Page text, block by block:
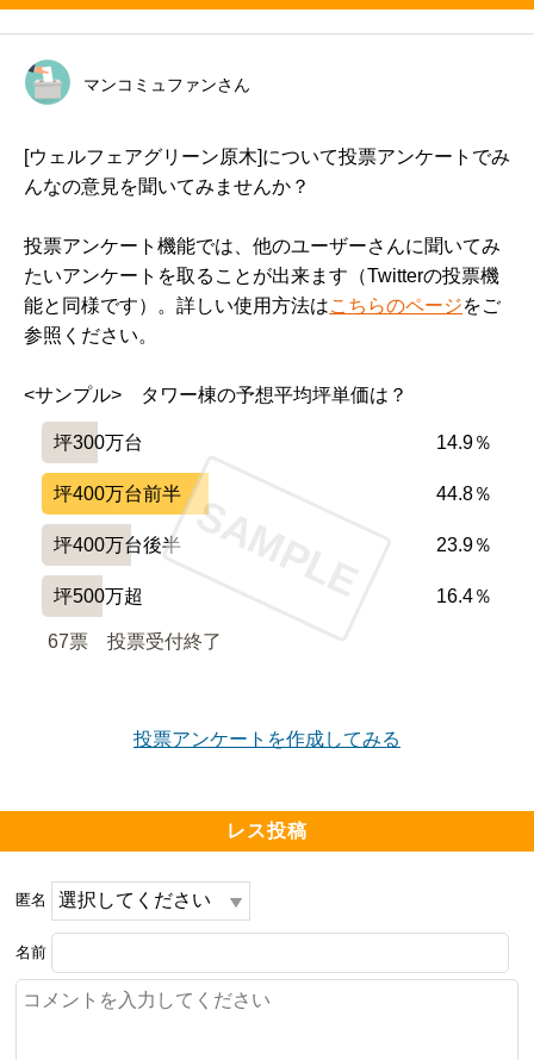
マンコミュファンさん
[ウェルフェアグリーン原木]について投票アンケートでみ
んなの意見を聞いてみませんか？
投票アンケート機能では、他のユーザーさんに聞いてみ
たいアンケートを取ることが出来ます（Twitterの投票機
能と同様です）。詳しい使用方法はこちらのページをご
参照ください。
<サンプル>　タワー棟の予想平均坪単価は？
坪300万台 14.9％
坪400万台前半 44.8％
坪400万台後半 23.9％
坪500万超 16.4％
67票 投票受付終了
SAMPLE
投票アンケートを作成してみる
レス投稿
匿名
名前